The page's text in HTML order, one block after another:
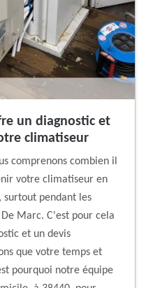
un diagnostic et
climatiseur
comprenons combien il
votre climatiseur en
pendant les
Marc. C'est pour cela
et un devis
que votre temps et
pourquoi notre équipe